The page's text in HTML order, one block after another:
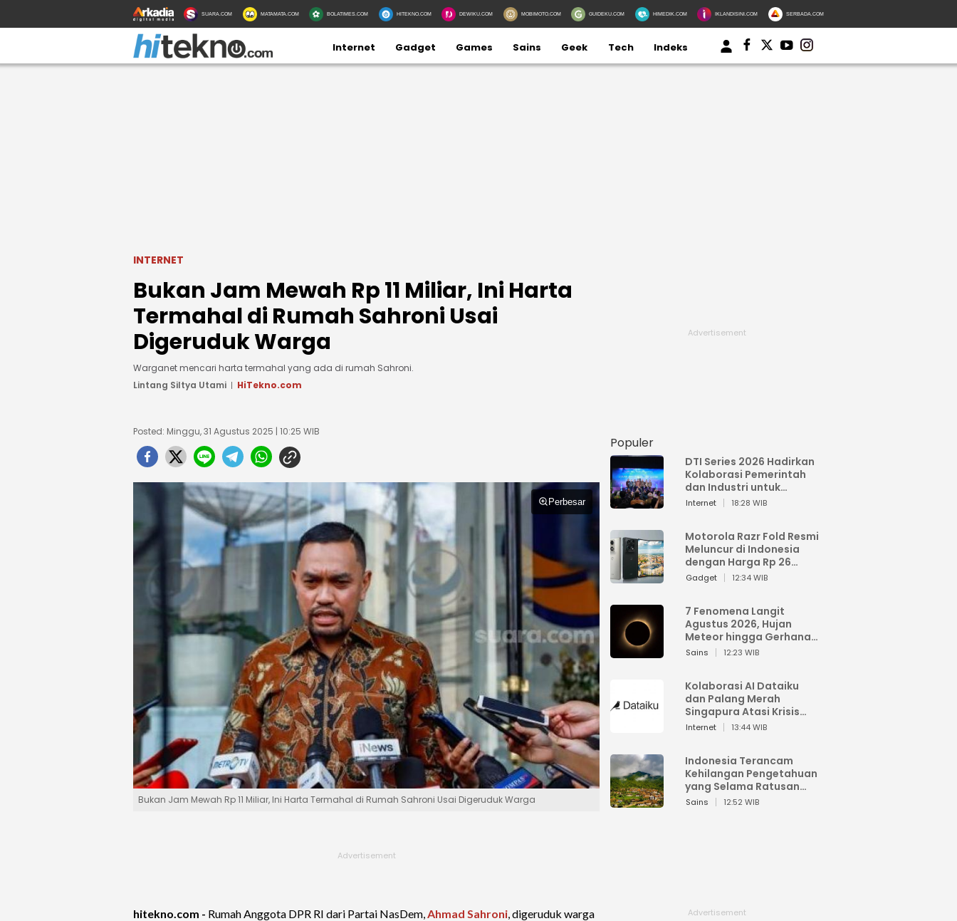
SUARA.COM MATAMATA.COM BOLATIMES.COM HITEKNO.COM DEWIKU.COM MOBIMOTO.COM GUIDEKU.COM HIMEDIK.COM IKLANDISINI.COM SERBADA.COM
Internet Gadget Games Sains Geek Tech Indeks
INTERNET
Bukan Jam Mewah Rp 11 Miliar, Ini Harta
Termahal di Rumah Sahroni Usai
Digeruduk Warga
Warganet mencari harta termahal yang ada di rumah Sahroni.
Lintang Siltya Utami
HiTekno.com
Posted: Minggu, 31 Agustus 2025 | 10:25 WIB
Perbesar
Bukan Jam Mewah Rp 11 Miliar, Ini Harta Termahal di Rumah Sahroni Usai Digeruduk Warga
hitekno.com - Rumah Anggota DPR RI dari Partai NasDem,Ahmad Sahroni, digeruduk warga
Populer
DTI Series 2026 Hadirkan
Kolaborasi Pemerintah
dan Industri untuk
Percepatan
Internet 18:28 WIB
Motorola Razr Fold Resmi
Meluncur di Indonesia
dengan Harga Rp 26
Jutaan
Gadget 12:34 WIB
7 Fenomena Langit
Agustus 2026, Hujan
Meteor hingga Gerhana
Matahari
Sains 12:23 WIB
Kolaborasi AI Dataiku
dan Palang Merah
Singapura Atasi Krisis
Bencana
Internet 13:44 WIB
Indonesia Terancam
Kehilangan Pengetahuan
yang Selama Ratusan
Tahun Menjaga Alam
Sains 12:52 WIB